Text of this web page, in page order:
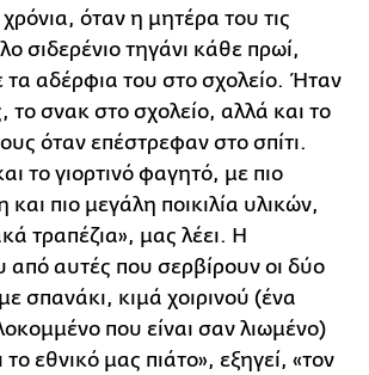
όταν η μητέρα του τις
σιδερένιο τηγάνι κάθε πρωί,
τα αδέρφια του στο σχολείο. Ήταν
το σνακ στο σχολείο, αλλά και το
όταν επέστρεφαν στο σπίτι.
το γιορτινό φαγητό, με πιο
και πιο μεγάλη ποικιλία υλικών,
τραπέζια», μας λέει. Η
από αυτές που σερβίρουν οι δύο
σπανάκι, κιμά χοιρινού (ένα
που είναι σαν λιωμένο)
το εθνικό μας πιάτο», εξηγεί, «τον